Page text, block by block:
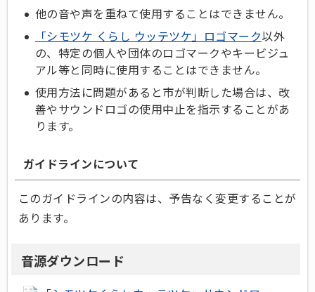
他の音や声を重ねて使用することはできません。
「シモツケ くらし ウッテツケ」ロゴマーク以外
の、特定の個人や団体のロゴマークやキービジュ
アル等と同時に使用することはできません。
使用方法に問題があると市が判断した場合は、改
善やサウンドロゴの使用中止を指示することがあ
ります。
ガイドラインについて
このガイドラインの内容は、予告なく変更することが
あります。
音源ダウンロード